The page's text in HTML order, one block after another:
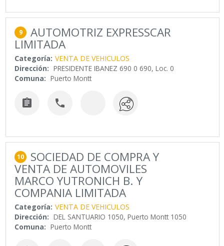
9 AUTOMOTRIZ EXPRESSCAR
LIMITADA
Categoría: VENTA DE VEHICULOS
Dirección: PRESIDENTE IBANEZ 690 0 690, Loc. 0
Comuna: Puerto Montt
 
10 SOCIEDAD DE COMPRA Y
VENTA DE AUTOMOVILES
MARCO YUTRONICH B. Y
COMPANIA LIMITADA
Categoría: VENTA DE VEHICULOS
Dirección: DEL SANTUARIO 1050, Puerto Montt 1050
Comuna: Puerto Montt